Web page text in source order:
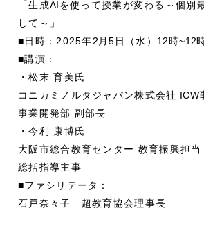
「生成AIを使って授業が変わる～個別
して～」
■日時：2025年2 月5日（水） 12時~12
■講演：
・松末 育美氏
コニカミノルタジャパン株式会社 ICW
事業開発部 副部長
・今利 康博氏
大阪市総合教育センター 教育振興担当
総括指導主事
■ファシリテータ：
石戸奈々子 超教育協会理事長